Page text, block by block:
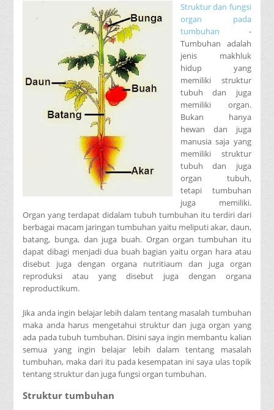
Struktur dan fungsi
organ pada
tumbuhan -
Tumbuhan adalah
jenis makhluk
hidup yang
memiliki struktur
tubuh dan juga
memiliki organ.
Bukan hanya
hewan dan juga
manusia saja yang
memiliki struktur
tubuh dan juga
organ tubuh,
tetapi tumbuhan
juga memiliki.
Organ yang terdapat didalam tubuh tumbuhan itu terdiri dari
berbagai macam jaringan tumbuhan yaitu meliputi akar, daun,
batang, bunga, dan juga buah. Organ organ tumbuhan itu
dapat dibagi menjadi dua buah bagian yaitu organ hara atau
disebut juga dengan organa nutritiaum dan juga organ
reproduksi atau yang disebut juga dengan organa
reproductikum.
Jika anda ingin belajar lebih dalam tentang masalah tumbuhan
maka anda harus mengetahui struktur dan juga organ yang
ada pada tubuh tumbuhan. Disini saya ingin membantu kalian
semua yang ingin belajar lebih dalam tentang masalah
tumbuhan, maka dari itu pada kesempatan ini saya ulas topik
tentang struktur dan juga fungsi organ tumbuhan.
Struktur tumbuhan